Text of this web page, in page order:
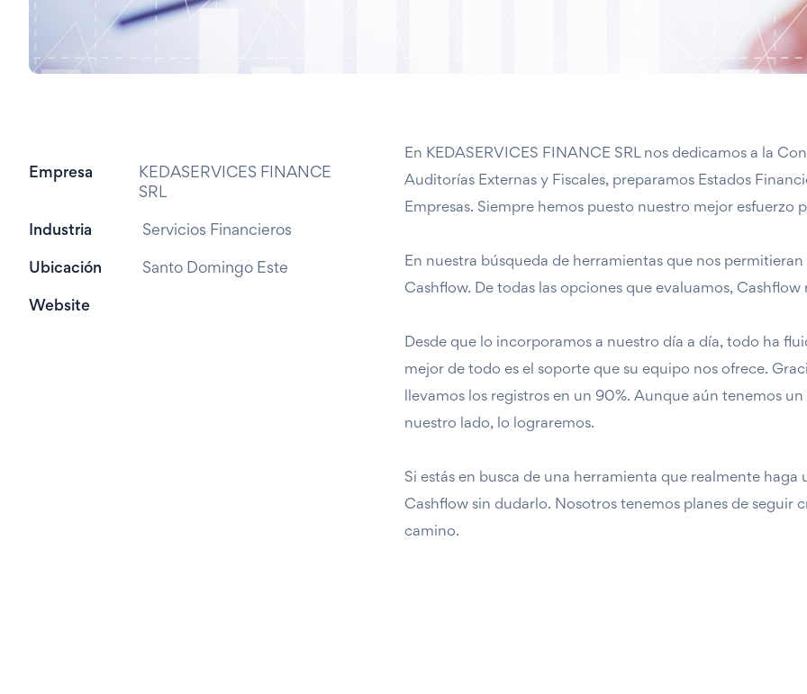
Empresa
KEDASERVICES FINANCE
SRL
Industria Servicios Financieros
Ubicación Santo Domingo Este
Website
En KEDASERVICES FINANCE SRL nos dedicamos a la
Auditorías Externas y Fiscales, preparamos Estados
Empresas. Siempre hemos puesto nuestro mejor
En nuestra búsqueda de herramientas que nos
Cashflow. De todas las opciones que evaluamos,
Desde que lo incorporamos a nuestro día a día, todo ha
mejor de todo es el soporte que su equipo nos ofrece.
llevamos los registros en un 90%. Aunque aún tenemos
nuestro lado, lo lograremos.
Si estás en busca de una herramienta que realmente
Cashflow sin dudarlo. Nosotros tenemos planes de seguir
camino.